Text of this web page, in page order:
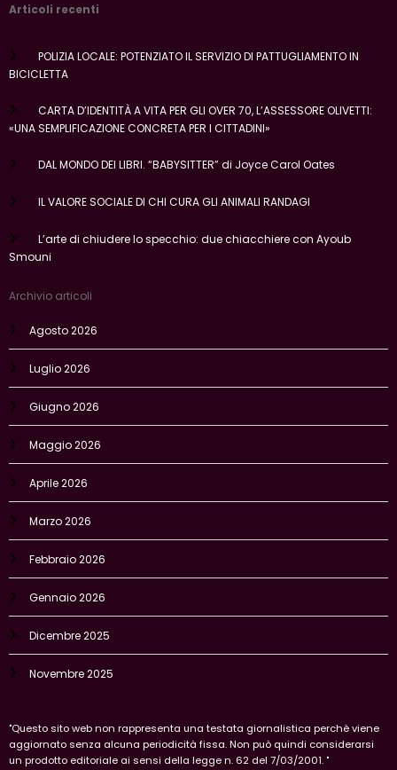
Articoli recenti
POLIZIA LOCALE: POTENZIATO IL SERVIZIO DI PATTUGLIAMENTO IN
BICICLETTA
CARTA D’IDENTITÀ A VITA PER GLI OVER 70, L’ASSESSORE OLIVETTI:
«UNA SEMPLIFICAZIONE CONCRETA PER I CITTADINI»
DAL MONDO DEI LIBRI. “BABYSITTER” di Joyce Carol Oates
IL VALORE SOCIALE DI CHI CURA GLI ANIMALI RANDAGI
L’arte di chiudere lo specchio: due chiacchiere con Ayoub
Smouni
Archivio articoli
Agosto 2026
Luglio 2026
Giugno 2026
Maggio 2026
Aprile 2026
Marzo 2026
Febbraio 2026
Gennaio 2026
Dicembre 2025
Novembre 2025
"Questo sito web non rappresenta una testata giornalistica perchè viene
aggiornato senza alcuna periodicità fissa. Non può quindi considerarsi
un prodotto editoriale ai sensi della legge n. 62 del 7/03/2001. "